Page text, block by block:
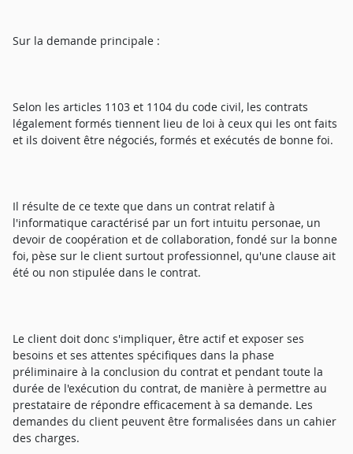
Sur la demande principale :
Selon les articles 1103 et 1104 du code civil, les contrats
légalement formés tiennent lieu de loi à ceux qui les ont faits
et ils doivent être négociés, formés et exécutés de bonne foi.
Il résulte de ce texte que dans un contrat relatif à
l'informatique caractérisé par un fort intuitu personae, un
devoir de coopération et de collaboration, fondé sur la bonne
foi, pèse sur le client surtout professionnel, qu'une clause ait
été ou non stipulée dans le contrat.
Le client doit donc s'impliquer, être actif et exposer ses
besoins et ses attentes spécifiques dans la phase
préliminaire à la conclusion du contrat et pendant toute la
durée de l'exécution du contrat, de manière à permettre au
prestataire de répondre efficacement à sa demande. Les
demandes du client peuvent être formalisées dans un cahier
des charges.